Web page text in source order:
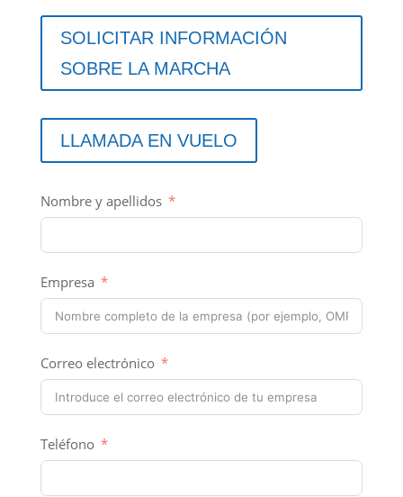
SOLICITAR INFORMACIÓN
SOBRE LA MARCHA
LLAMADA EN VUELO
Nombre y apellidos
Empresa
Correo electrónico
Teléfono